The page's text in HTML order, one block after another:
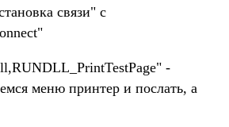
связи" с
-
меню принтер и послать, а